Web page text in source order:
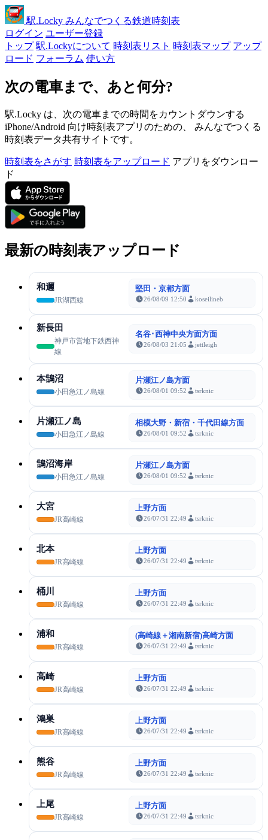
駅.Locky みんなでつくる鉄道時刻表
ログイン ユーザー登録
トップ 駅.Lockyについて 時刻表リスト 時刻表マップ アップ
ロード フォーラム 使い方
次の電車まで、あと何分?
駅.Locky は、次の電車までの時間をカウントダウンする
iPhone/Android 向け時刻表アプリのための、 みんなでつくる
時刻表データ共有サイトです。
時刻表をさがす 時刻表をアップロード アプリをダウンロー
ド
最新の時刻表アップロード
和邇
JR湖西線
堅田・京都方面
26/08/09 12:50 koseilineb
新長田
神戸市営地下鉄西神
線
名谷･西神中央方面方面
26/08/03 21:05 jettleigh
本鵠沼
小田急江ノ島線
片瀬江ノ島方面
26/08/01 09:52 tsrknic
片瀬江ノ島
小田急江ノ島線
相模大野・新宿・千代田線方面
26/08/01 09:52 tsrknic
鵠沼海岸
小田急江ノ島線
片瀬江ノ島方面
26/08/01 09:52 tsrknic
大宮
JR高崎線
上野方面
26/07/31 22:49 tsrknic
北本
JR高崎線
上野方面
26/07/31 22:49 tsrknic
桶川
JR高崎線
上野方面
26/07/31 22:49 tsrknic
浦和
JR高崎線
(高崎線＋湘南新宿)高崎方面
26/07/31 22:49 tsrknic
高崎
JR高崎線
上野方面
26/07/31 22:49 tsrknic
鴻巣
JR高崎線
上野方面
26/07/31 22:49 tsrknic
熊谷
JR高崎線
上野方面
26/07/31 22:49 tsrknic
上尾
JR高崎線
上野方面
26/07/31 22:49 tsrknic